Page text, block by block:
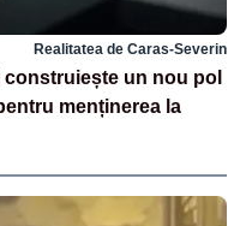
Realitatea de Caras-Severin
un nou pol
menținerea la